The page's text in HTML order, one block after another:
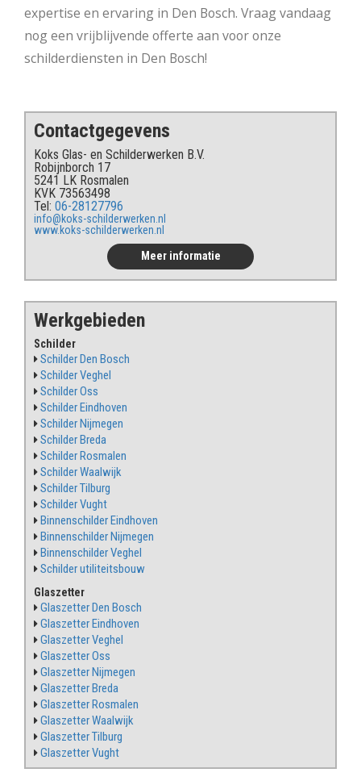
expertise en ervaring in Den Bosch. Vraag vandaag
nog een vrijblijvende offerte aan voor onze
schilderdiensten in Den Bosch!
Contactgegevens
Koks Glas- en Schilderwerken B.V.
Robijnborch 17
5241 LK Rosmalen
KVK 73563498
Tel: 06-28127796
info@koks-schilderwerken.nl
www.koks-schilderwerken.nl
Meer informatie
Werkgebieden
Schilder
Schilder Den Bosch
Schilder Veghel
Schilder Oss
Schilder Eindhoven
Schilder Nijmegen
Schilder Breda
Schilder Rosmalen
Schilder Waalwijk
Schilder Tilburg
Schilder Vught
Binnenschilder Eindhoven
Binnenschilder Nijmegen
Binnenschilder Veghel
Schilder utiliteitsbouw
Glaszetter
Glaszetter Den Bosch
Glaszetter Eindhoven
Glaszetter Veghel
Glaszetter Oss
Glaszetter Nijmegen
Glaszetter Breda
Glaszetter Rosmalen
Glaszetter Waalwijk
Glaszetter Tilburg
Glaszetter Vught